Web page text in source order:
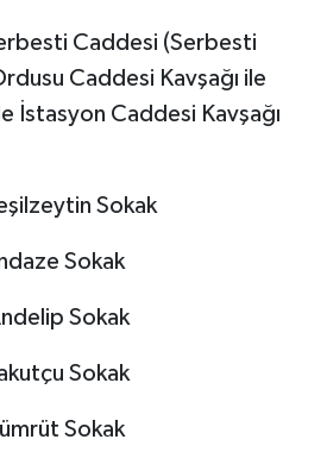
Caddesi (Serbesti
Caddesi Kavşağı ile
İstasyon Caddesi Kavşağı
Sokak
Sokak
Sokak
Sokak
Sokak